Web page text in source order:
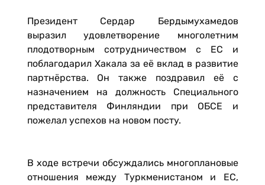
Президент Сердар Бердымухамедов
выразил удовлетворение многолетним
плодотворным сотрудничеством с ЕС и
поблагодарил Хакала за её вклад в развитие
партнёрства. Он также поздравил её с
назначением на должность Специального
представителя Финляндии при ОБСЕ и
пожелал успехов на новом посту.
В ходе встречи обсуждались многоплановые
отношения между Туркменистаном и ЕС,